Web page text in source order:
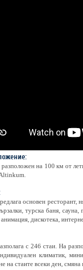
разположен на 100 км от
основен ресторант,
турска баня,
дискотека,
с 246 стаи. На
климатик,
на стаите всеки ден,